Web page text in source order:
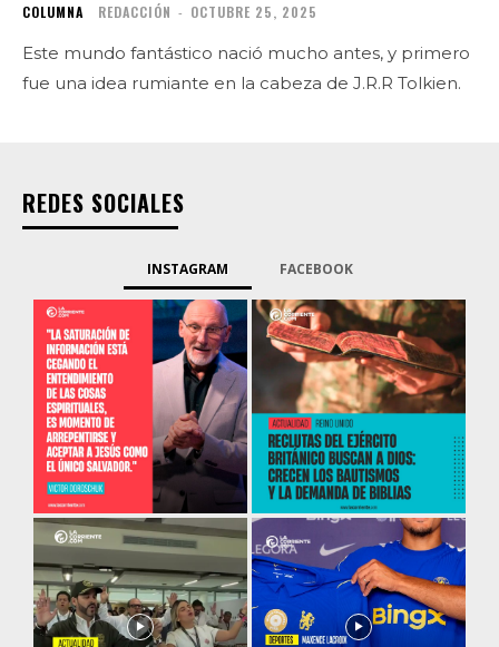
COLUMNA REDACCIÓN - OCTUBRE 25, 2025
Este mundo fantástico nació mucho antes, y primero
fue una idea rumiante en la cabeza de J.R.R Tolkien.
REDES SOCIALES
INSTAGRAM FACEBOOK